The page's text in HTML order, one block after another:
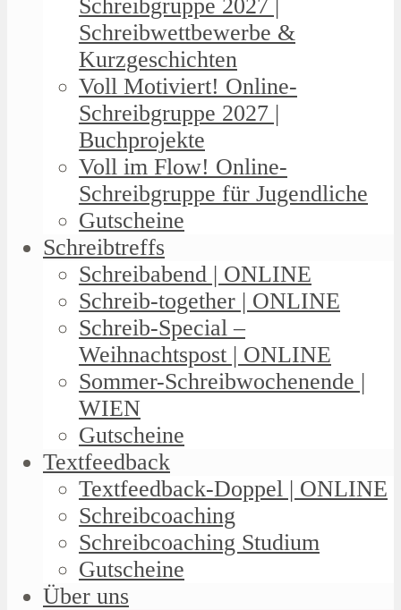
Schreibgruppe 2027 |
Schreibwettbewerbe &
Kurzgeschichten
Voll Motiviert! Online-
Schreibgruppe 2027 |
Buchprojekte
Voll im Flow! Online-
Schreibgruppe für Jugendliche
Gutscheine
Schreibtreffs
Schreibabend | ONLINE
Schreib-together | ONLINE
Schreib-Special –
Weihnachtspost | ONLINE
Sommer-Schreibwochenende |
WIEN
Gutscheine
Textfeedback
Textfeedback-Doppel | ONLINE
Schreibcoaching
Schreibcoaching Studium
Gutscheine
Über uns